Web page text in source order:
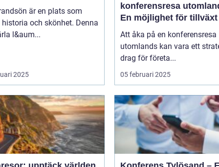
är en plats som
och skönhet. Denna
l&aum...
2025
konferensresa
En möjlighet för
samarbete
Att åka på en konferensresa
utomlands kan vara ett
drag för företa...
05 februari 2025